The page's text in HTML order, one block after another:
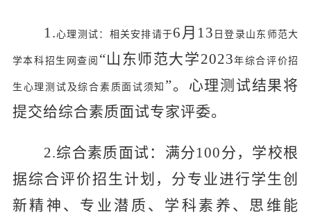
1.心理测试：相关安排请于6月13 日登录山东师范大
学本科招生网查阅 “山东师范大学2023年综合评价招
生心理测试及综合素质面试须知 ”。心理测试结果将
提交给综合素质面试专家评委。
2.综合素质面试：满分100分，学校根
据综合评价招生计划，分专业进行学生创
新精神、专业潜质、学科素养、思维能